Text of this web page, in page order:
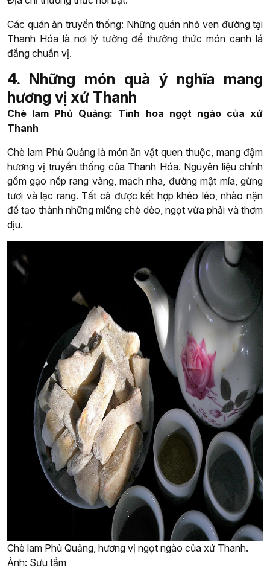
Các quán ăn truyền thống: Những quán nhỏ ven đường tại
Thanh Hóa là nơi lý tưởng để thưởng thức món canh lá
đắng chuẩn vị.
4. Những món quà ý nghĩa mang
hương vị xứ Thanh
Chè lam Phủ Quảng: Tinh hoa ngọt ngào của xứ
Thanh
Chè lam Phủ Quảng là món ăn vặt quen thuộc, mang đậm
hương vị truyền thống của Thanh Hóa. Nguyên liệu chính
gồm gạo nếp rang vàng, mạch nha, đường mật mía, gừng
tươi và lạc rang. Tất cả được kết hợp khéo léo, nhào nặn
để tạo thành những miếng chè dẻo, ngọt vừa phải và thơm
dịu.
Chè lam Phủ Quảng, hương vị ngọt ngào của xứ Thanh.
Ảnh: Sưu tầm